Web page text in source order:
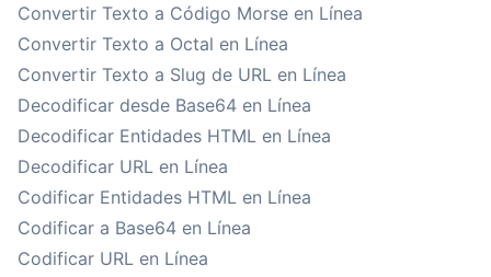
Convertir Texto a Código Morse en Línea
Convertir Texto a Octal en Línea
Convertir Texto a Slug de URL en Línea
Decodificar desde Base64 en Línea
Decodificar Entidades HTML en Línea
Decodificar URL en Línea
Codificar Entidades HTML en Línea
Codificar a Base64 en Línea
Codificar URL en Línea